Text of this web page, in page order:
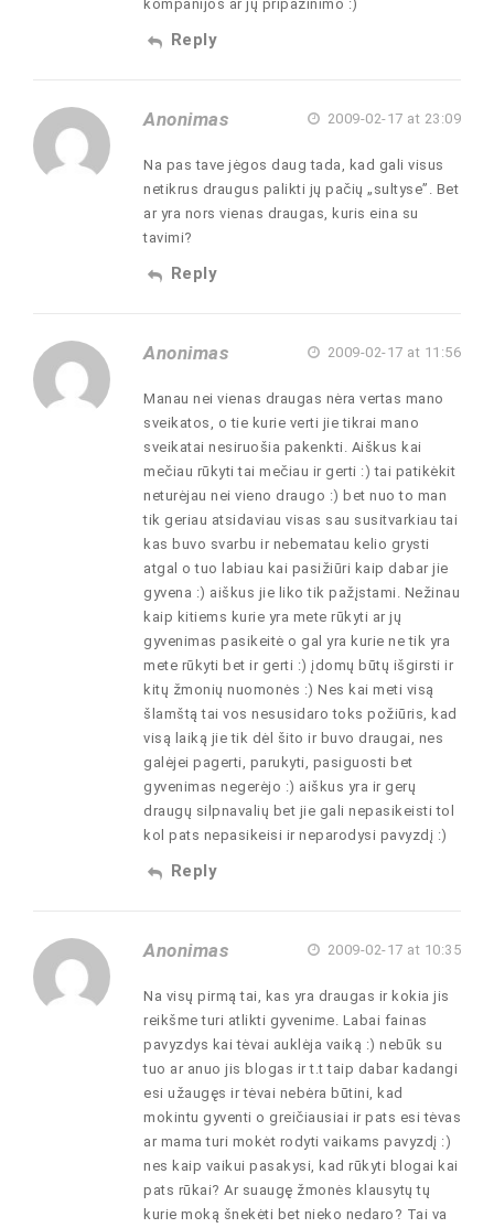
kompanijos ar jų pripažinimo :)
Reply
Anonimas 2009-02-17 at 23:09
Na pas tave jėgos daug tada, kad gali visus
netikrus draugus palikti jų pačių „sultyse”. Bet
ar yra nors vienas draugas, kuris eina su
tavimi?
Reply
Anonimas 2009-02-17 at 11:56
Manau nei vienas draugas nėra vertas mano
sveikatos, o tie kurie verti jie tikrai mano
sveikatai nesiruošia pakenkti. Aiškus kai
mečiau rūkyti tai mečiau ir gerti :) tai patikėkit
neturėjau nei vieno draugo :) bet nuo to man
tik geriau atsidaviau visas sau susitvarkiau tai
kas buvo svarbu ir nebematau kelio grysti
atgal o tuo labiau kai pasižiūri kaip dabar jie
gyvena :) aiškus jie liko tik pažįstami. Nežinau
kaip kitiems kurie yra mete rūkyti ar jų
gyvenimas pasikeitė o gal yra kurie ne tik yra
mete rūkyti bet ir gerti :) įdomų būtų išgirsti ir
kitų žmonių nuomonės :) Nes kai meti visą
šlamštą tai vos nesusidaro toks požiūris, kad
visą laiką jie tik dėl šito ir buvo draugai, nes
galėjei pagerti, parukyti, pasiguosti bet
gyvenimas negerėjo :) aiškus yra ir gerų
draugų silpnavalių bet jie gali nepasikeisti tol
kol pats nepasikeisi ir neparodysi pavyzdį :)
Reply
Anonimas 2009-02-17 at 10:35
Na visų pirmą tai, kas yra draugas ir kokia jis
reikšme turi atlikti gyvenime. Labai fainas
pavyzdys kai tėvai auklėja vaiką :) nebūk su
tuo ar anuo jis blogas ir t.t taip dabar kadangi
esi užaugęs ir tėvai nebėra būtini, kad
mokintu gyventi o greičiausiai ir pats esi tėvas
ar mama turi mokėt rodyti vaikams pavyzdį :)
nes kaip vaikui pasakysi, kad rūkyti blogai kai
pats rūkai? Ar suaugę žmonės klausytų tų
kurie moką šnekėti bet nieko nedaro? Tai va